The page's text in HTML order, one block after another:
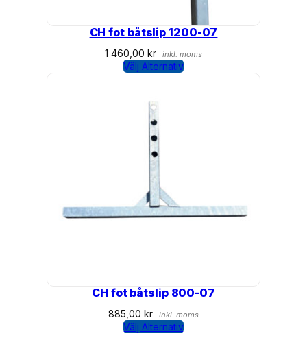
CH fot båtslip 1200-07
1 460,00kr inkl. moms
Välj Alternativ
CH fot båtslip 800-07
885,00kr inkl. moms
Välj Alternativ